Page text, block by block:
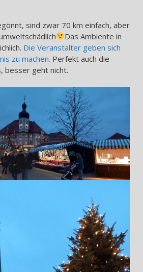
sind zwar 70 km einfach, aber
Das Ambiente in
Die Veranstalter geben sich
zu machen. Perfekt auch die
besser geht nicht.